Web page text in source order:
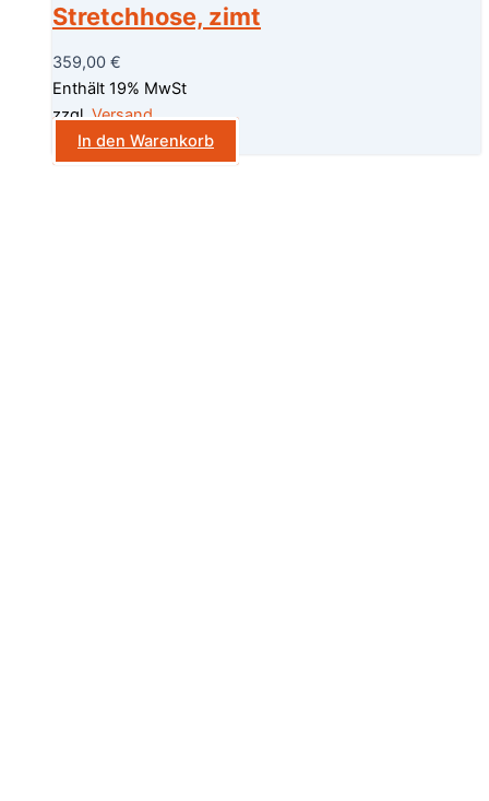
Stretchhose, zimt
359,00 €
Enthält 19% MwSt
zzgl. Versand
In den Warenkorb